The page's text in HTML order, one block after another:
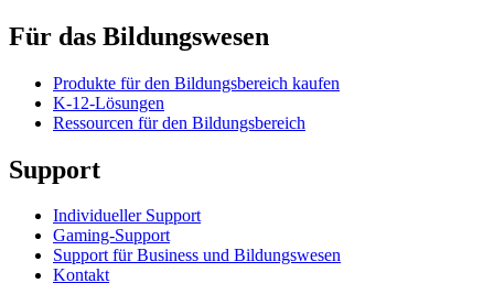
Für das Bildungswesen
Produkte für den Bildungsbereich kaufen
K-12-Lösungen
Ressourcen für den Bildungsbereich
Support
Individueller Support
Gaming-Support
Support für Business und Bildungswesen
Kontakt